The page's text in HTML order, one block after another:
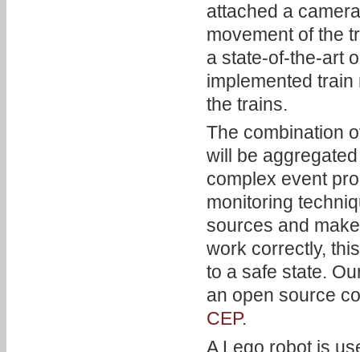
attached a
movement of the
a state-of-the-art
implemented
the trains.
The combination
will be
complex event
monitoring
sources and
work correctly,
to a safe state.
an open source
CEP.
A Lego robot is